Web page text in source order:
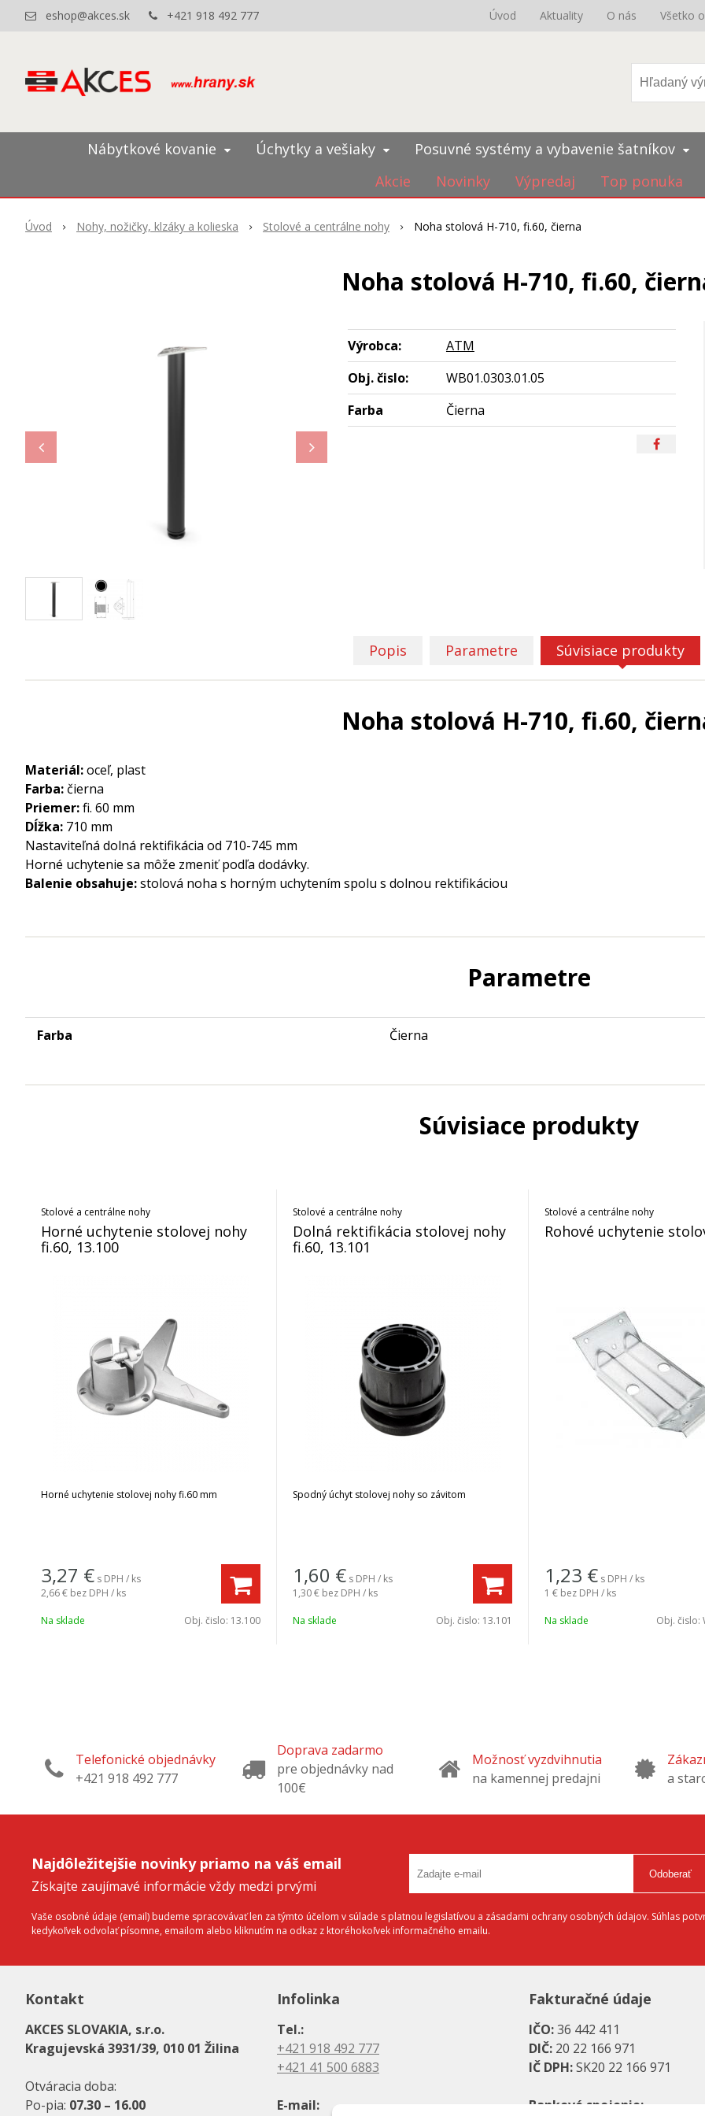
eshop@akces.sk +421 918 492 777 Úvod Aktuality O nás Všetko
Nábytkové kovanie Úchytky a vešiaky
Posuvné systémy a vybavenie šatníkov
Akcie
Novinky Výpredaj Top ponuka
Úvod Nohy, nožičky, klzáky a kolieska Stolové a centrálne nohy Noha stolová H-710, fi.60, čierna
Noha stolová H-710, fi.60,
Výrobca:
ATM
Obj. čislo:
WB01.0303.01.05
Farba
Čierna
Popis Parametre Súvisiace produkty
Noha stolová H-710, fi.60,
Materiál:oceľ, plast
Farba: čierna
Priemer:fi. 60 mm
Dĺžka: 710 mm
Nastaviteľná dolná rektifikácia od 710-745 mm
Horné uchytenie sa môže zmeniť podľa dodávky.
Balenie obsahuje:stolová noha s horným uchytením spolu s dolnou rektifikáciou
Parametre
Farba Čierna
Súvisiace produkty
Stolové a centrálne nohy
Horné uchytenie stolovej nohy
fi.60, 13.100
Horné uchytenie stolovej nohy fi.60 mm
3,27 € s DPH / ks
2,66 € bez DPH / ks
Na sklade Obj. čislo: 13.100
Stolové a centrálne nohy
Dolná rektifikácia stolovej nohy
fi.60, 13.101
Spodný úchyt stolovej nohy so závitom
1,60 € s DPH / ks
1,30 € bez DPH / ks
Na sklade Obj. čislo: 13.101
Stolové a centrálne nohy
Rohové uchytenie
1,23 € s DPH / ks
1 € bez DPH / ks
Na sklade Obj. čislo:
Telefonické objednávky
+421 918 492 777
Doprava zadarmo
pre objednávky nad
100€
Možnosť vyzdvihnutia
na kamennej predajni
a
Najdôležitejšie novinky priamo na váš email
Získajte zaujímavé informácie vždy medzi prvými
Odoberať
Vaše osobné údaje (email) budeme spracovávať len za týmto účelom v súlade s platnou legislatívou a zásadami ochrany osobných údajov. Súhlas
kedykoľvek odvolať písomne, emailom alebo kliknutím na odkaz z ktoréhokoľvek informačného emailu.
Kontakt
AKCES SLOVAKIA, s.r.o.
Kragujevská 3931/39, 010 01 Žilina
Otváracia doba:
Po-pia: 07.30 – 16.00
Infolinka
Tel.:
+421 918 492 777
+421 41 500 6883
E-mail:
Fakturačné údaje
IČO:36 442 411
DIČ: 20 22 166 971
IČ DPH:SK20 22 166 971
Bankové spojenie: